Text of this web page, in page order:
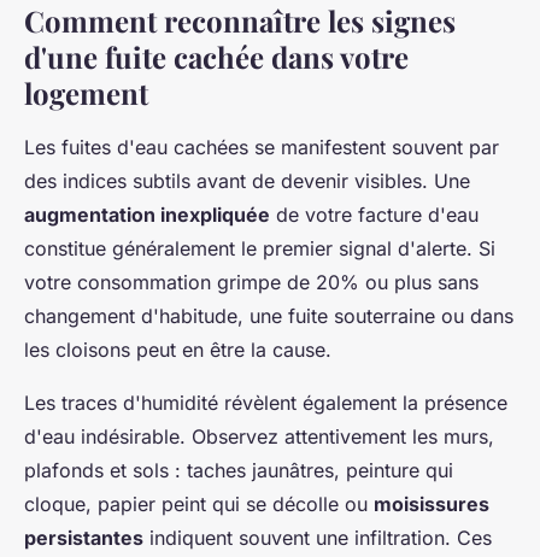
Comment reconnaître les signes
d'une fuite cachée dans votre
logement
Les fuites d'eau cachées se manifestent souvent par
des indices subtils avant de devenir visibles. Une
augmentation inexpliquée de votre facture d'eau
constitue généralement le premier signal d'alerte. Si
votre consommation grimpe de 20% ou plus sans
changement d'habitude, une fuite souterraine ou dans
les cloisons peut en être la cause.
Les traces d'humidité révèlent également la présence
d'eau indésirable. Observez attentivement les murs,
plafonds et sols : taches jaunâtres, peinture qui
cloque, papier peint qui se décolle ou moisissures
persistantes indiquent souvent une infiltration. Ces